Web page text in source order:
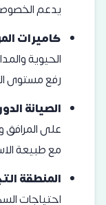
يدعم
كاميرات
الحيوية
رفع مستوى
الصيانة
على
مع طبيعة
المنطقة
احتياجات